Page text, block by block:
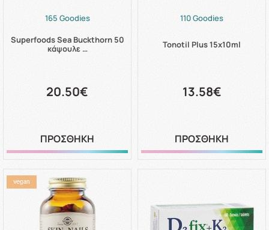
165 Goodies
Superfoods Sea Buckthorn 50
κάψουλε …
20.50€
ΠΡΟΣΘΗΚΗ
110 Goodies
Tonotil Plus 15x10ml
13.58€
ΠΡΟΣΘΗΚΗ